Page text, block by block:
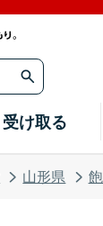
受け取る
山形県